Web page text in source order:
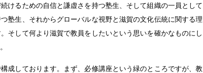
けるための自信と謙虚さを持つ塾生、そして組織の一員として
塾生、それからグローバルな視野と滋賀の文化伝統に関する理
そして何より滋賀で教員をしたいという思いを確かなものにし
成しております。まず、必修講座という緑のところですが、教